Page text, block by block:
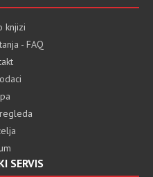
knjizi
- FAQ
SERVIS